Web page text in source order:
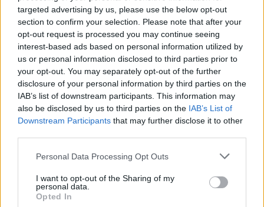
targeted advertising by us, please use the below opt-out
section to confirm your selection. Please note that after your
opt-out request is processed you may continue seeing
interest-based ads based on personal information utilized by
us or personal information disclosed to third parties prior to
your opt-out. You may separately opt-out of the further
disclosure of your personal information by third parties on the
IAB’s list of downstream participants. This information may
also be disclosed by us to third parties on the IAB’s List of
Downstream Participants that may further disclose it to other
Personal Data Processing Opt Outs
I want to opt-out of the Sharing of my
personal data.
Opted In
Recent Comments
Žiadne komentáre na zobrazenie.
Archives
júl 2026
november 2025